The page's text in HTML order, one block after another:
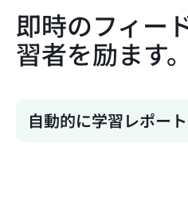
即時のフィー
習者を励ます。
自動的に学習レポート